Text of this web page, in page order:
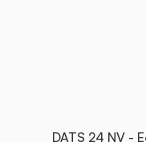
DATS 24 NV -